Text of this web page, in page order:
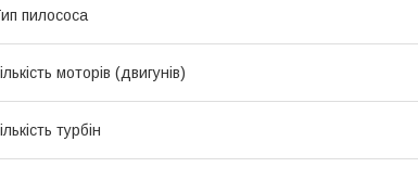
пилососа
моторів (двигунів)
турбін